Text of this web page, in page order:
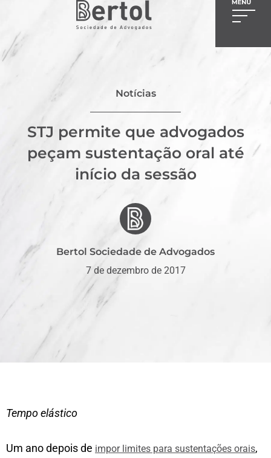
Notícias
STJ permite que advogados
peçam sustentação oral até
início da sessão
Bertol Sociedade de Advogados
7 de dezembro de 2017
Tempo elástico
Um ano depois de impor limites para sustentações orais,